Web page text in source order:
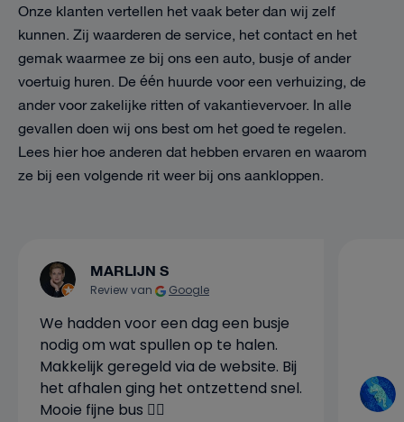
Onze klanten vertellen het vaak beter dan wij zelf
kunnen. Zij waarderen de service, het contact en het
gemak waarmee ze bij ons een auto, busje of ander
voertuig huren. De één huurde voor een verhuizing, de
ander voor zakelijke ritten of vakantievervoer. In alle
gevallen doen wij ons best om het goed te regelen.
Lees hier hoe anderen dat hebben ervaren en waarom
ze bij een volgende rit weer bij ons aankloppen.
MARLIJN S
Review van Google
We hadden voor een dag een busje
nodig om wat spullen op te halen.
Makkelijk geregeld via de website. Bij
het afhalen ging het ontzettend snel.
Mooie fijne bus 👍🏼